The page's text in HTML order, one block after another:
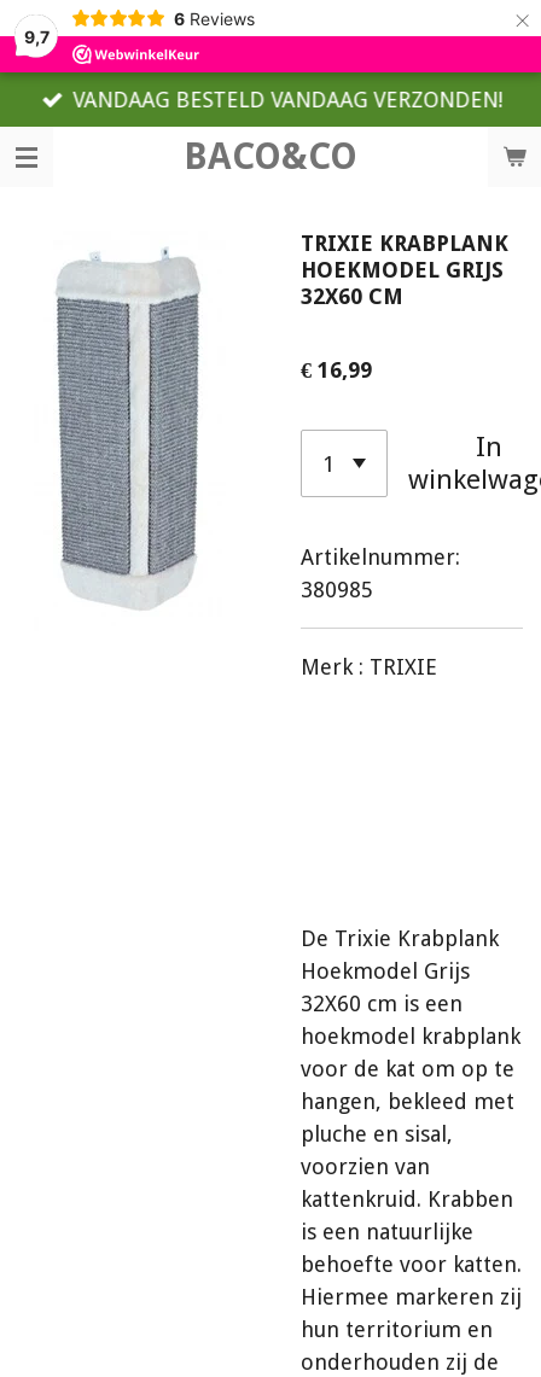
9,7
6 Reviews ×
BACO&CO
VANDAAG BESTELD VANDAAG VERZONDEN!
TRIXIE KRABPLANK
HOEKMODEL GRIJS
32X60 CM
€ 16,99
In
Artikelnummer:
380985
Merk : TRIXIE
De Trixie Krabplank
Hoekmodel Grijs
32X60 cm is een
hoekmodel krabplank
voor de kat om op te
hangen, bekleed met
pluche en sisal,
voorzien van
kattenkruid. Krabben
is een natuurlijke
behoefte voor katten.
Hiermee markeren zij
hun territorium en
onderhouden zij de